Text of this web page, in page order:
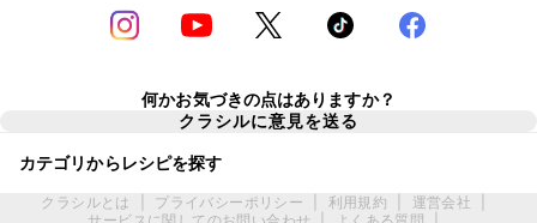
何かお気づきの点はありますか？
クラシルに意見を送る
カテゴリからレシピを探す
クラシルとは プライバシーポリシー 利用規約 運営会社